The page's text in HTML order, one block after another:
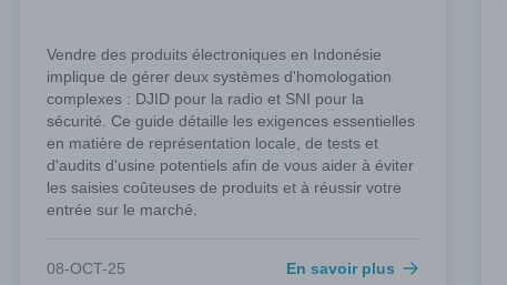
Vendre des produits électroniques en Indonésie
implique de gérer deux systèmes d'homologation
complexes : DJID pour la radio et SNI pour la
sécurité. Ce guide détaille les exigences essentielles
en matière de représentation locale, de tests et
d'audits d'usine potentiels afin de vous aider à éviter
les saisies coûteuses de produits et à réussir votre
entrée sur le marché.
08-OCT-25 En savoir plus